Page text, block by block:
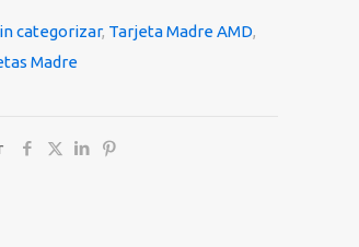
categorizar, Tarjeta Madre AMD,
Madre